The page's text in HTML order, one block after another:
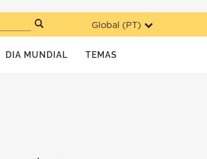
Global (PT)
DIA MUNDIAL TEMAS